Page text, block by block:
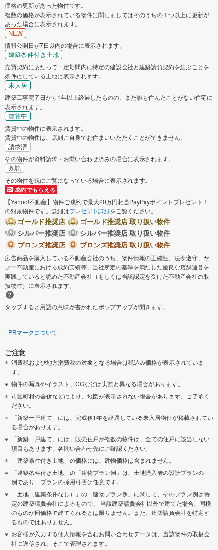
小野市 三田市
丹波篠山市 丹波市
南あわじ市 淡路市
加東市 川辺郡猪名川町
神崎郡福崎町
価格の更新があった物件です。
複数の価格が表示されている物件に関しましてはそのうちの１つ以上に更新が
あった場合に表示されます。
NEW
情報公開日が7日以内の場合に表示されます。
建築条件付き土地
売買契約にあたって一定期間内に特定の建設会社と建築請負契約を結ぶことを
条件にしている土地に表示されます。
未入居
建築工事完了日から1年以上経過したものの、まだ誰も住んだことがない住宅に
表示されます。
賃貸中
賃貸中の物件に表示されます。
賃貸中の物件は、原則ご自身でお住まいいただくことができません。
請求済
その物件が資料請求・お問い合わせ済みの場合に表示されます。
既読
その物件を既にご覧になっている場合に表示されます。
成約でもらえる
【Yahoo!不動産】物件ご成約で最大20万円相当PayPayポイントプレゼント！
の対象物件です。詳細はプレゼント詳細をご覧ください。
ゴールド推奨店
ゴールド推奨店 取り扱い物件
シルバー推奨店
シルバー推奨店 取り扱い物件
ブロンズ推奨店
ブロンズ推奨店 取り扱い物件
広告商品を購入している不動産会社のうち、物件情報の正確性、法令遵守、ヤ
フー不動産における成約実績等、当社所定の基準を満たした優良な店舗運営を
実践していると認めた不動産会社（もしくは当該認定を受けた不動産会社の取
扱物件）に表示されます。
タップすると用語の意味が書かれたポップアップが開きます。
PRマークについて
ご注意
消費税および地方消費税の対象となる場合は税込み価格が表示されていま
す。
物件の写真やイラスト、CGなどは実際と異なる場合があります。
市区町村の合併などにより、地図が表示されない場合があります。ご了承く
ださい。
「新築一戸建て」には、完成後1年を経過している未入居物件が掲載されてい
る場合があります。
「新築一戸建て」には、販売住戸が複数の物件は、全ての住戸に該当しない
項目もあります。各問い合わせ先にご確認ください。
「建築条件付き土地」の価格には、建物価格は含まれません。
「建築条件付き土地」の「建物プラン例」は、土地購入者の設計プランの一
例であり、プランの採用可否は任意です。
「土地（建築条件なし）」の「建物プラン例」に関して、そのプラン例は特
定の建築請負会社によるもので、 当該建築請負会社以外で建てた場合、同様
のものが同価格で建てられるとは限りません。また、建築請負会社を特定す
るものではありません。
お客様が入力する個人情報を含むお問い合わせデータは、当該物件の取扱会
社に送信され、そこで管理されます。